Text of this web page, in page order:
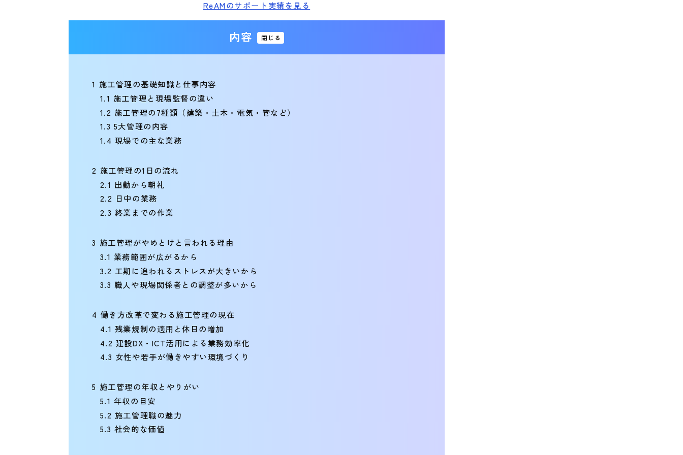
ReAMのサポート実績を見る
内容 閉じる
1 施工管理の基礎知識と仕事内容
1.1 施工管理と現場監督の違い
1.2 施工管理の7種類（建築・土木・電気・管など）
1.3 5大管理の内容
1.4 現場での主な業務
2 施工管理の1日の流れ
2.1 出勤から朝礼
2.2 日中の業務
2.3 終業までの作業
3 施工管理がやめとけと言われる理由
3.1 業務範囲が広がるから
3.2 工期に追われるストレスが大きいから
3.3 職人や現場関係者との調整が多いから
4 働き方改革で変わる施工管理の現在
4.1 残業規制の適用と休日の増加
4.2 建設DX・ICT活用による業務効率化
4.3 女性や若手が働きやすい環境づくり
5 施工管理の年収とやりがい
5.1 年収の目安
5.2 施工管理職の魅力
5.3 社会的な価値